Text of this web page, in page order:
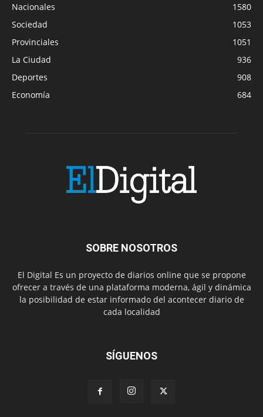
Nacionales
1580
Sociedad
1053
Provinciales
1051
La Ciudad
936
Deportes
908
Economía
684
SOBRE NOSOTROS
El Digital Es un proyecto de diarios online que se propone
ofrecer a través de una plataforma moderna, ágil y dinámica
la posibilidad de estar informado del acontecer diario de
cada localidad
SÍGUENOS